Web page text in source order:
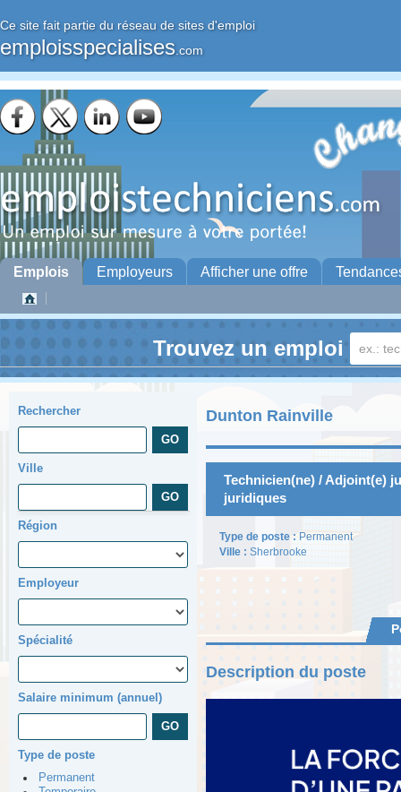
Ce site fait partie du réseau de sites d'emploi
emploisspecialises .com
Emplois Employeurs Afficher une offre
Trouvez un emploi
Rechercher
Ville
Région
Employeur
Spécialité
Salaire minimum (annuel)
Type de poste
Permanent
Dunton Rainville
Technicien(ne) / Adjoint(e)
juridiques
Type de poste : Permanent
Ville : Sherbrooke
Description du poste